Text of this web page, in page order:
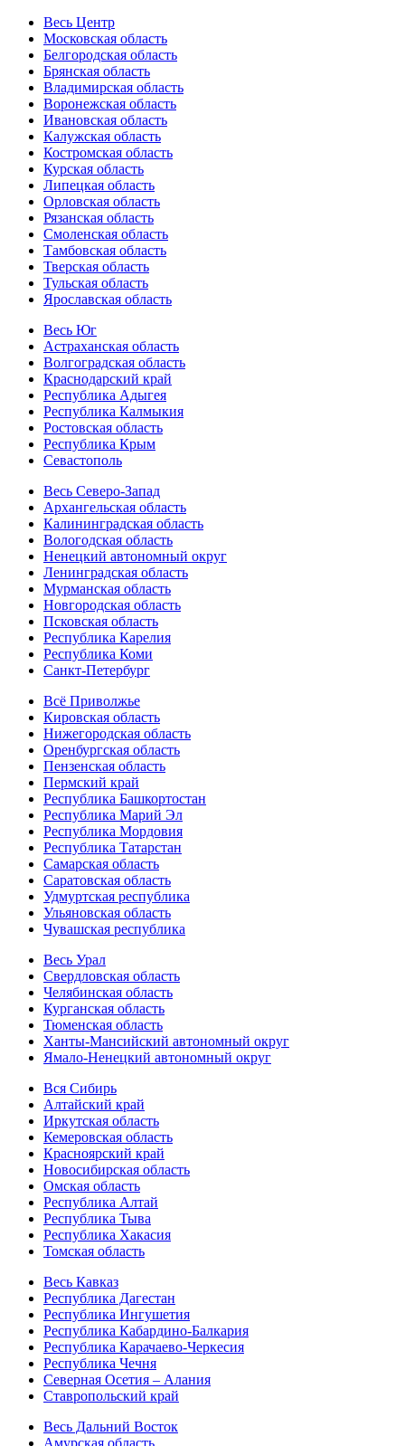
Весь Центр
Московская область
Белгородская область
Брянская область
Владимирская область
Воронежская область
Ивановская область
Калужская область
Костромская область
Курская область
Липецкая область
Орловская область
Рязанская область
Смоленская область
Тамбовская область
Тверская область
Тульская область
Ярославская область
Весь Юг
Астраханская область
Волгоградская область
Краснодарский край
Республика Адыгея
Республика Калмыкия
Ростовская область
Республика Крым
Севастополь
Весь Северо-Запад
Архангельская область
Калининградская область
Вологодская область
Ненецкий автономный округ
Ленинградская область
Мурманская область
Новгородская область
Псковская область
Республика Карелия
Республика Коми
Санкт-Петербург
Всё Приволжье
Кировская область
Нижегородская область
Оренбургская область
Пензенская область
Пермский край
Республика Башкортостан
Республика Марий Эл
Республика Мордовия
Республика Татарстан
Самарская область
Саратовская область
Удмуртская республика
Ульяновская область
Чувашская республика
Весь Урал
Свердловская область
Челябинская область
Курганская область
Тюменская область
Ханты-Мансийский автономный округ
Ямало-Ненецкий автономный округ
Вся Сибирь
Алтайский край
Иркутская область
Кемеровская область
Красноярский край
Новосибирская область
Омская область
Республика Алтай
Республика Тыва
Республика Хакасия
Томская область
Весь Кавказ
Республика Дагестан
Республика Ингушетия
Республика Кабардино-Балкария
Республика Карачаево-Черкесия
Республика Чечня
Северная Осетия – Алания
Ставропольский край
Весь Дальний Восток
Амурская область